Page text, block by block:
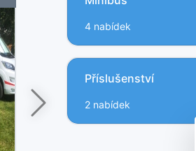
SOLÁRNÍ PANELY
KLIMATIZACE
ZVÍŘATA POVOLENA
4 nabídek
Příslušenství
2 nabídek